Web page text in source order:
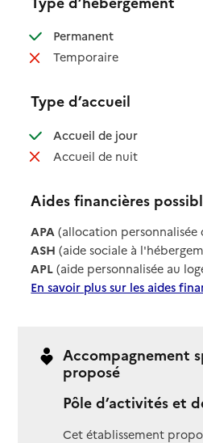
Permanent: disponible
Temporaire: non disponible
Type d’accueil
Accueil de jour: disponible
Accueil de nuit: non disponible
Aides financières
APA (allocation personnalisée
ASH (aide sociale à
APL (aide personnalisée au
En savoir plus sur les aides
Accompagnement
proposé
Pôle d’activités et
Cet établissement